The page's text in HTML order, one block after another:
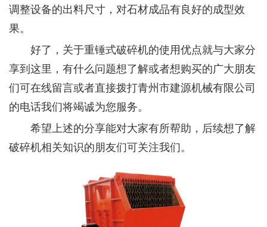
调整设备的出料尺寸，对石材成品有良好的成型效
果。
好了，关于重锤式破碎机的使用优点就与大家分
享到这里，有什么问题想了解或者想购买的广大朋友
们可在线留言或者直接拨打青州市建源机械有限公司
的电话我们将竭诚为您服务。
希望上述的分享能对大家有所帮助，后续想了解
破碎机相关知识的朋友们可关注我们。